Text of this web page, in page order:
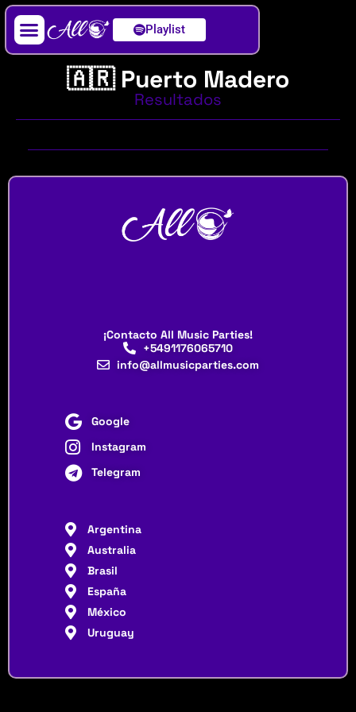
Playlist
🇦🇷 Puerto Madero
Resultados
¡Contacto All Music Parties!
+5491176065710
info@allmusicparties.com
Google
Instagram
Telegram
Argentina
Australia
Brasil
España
México
Uruguay